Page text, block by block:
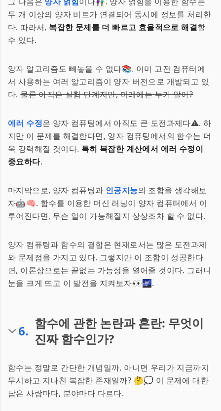
두 개 이상의 양자 비트가 연결되어 동시에 정보를 처리한
다. 따라서, 복잡한 문제를 더 빠르고 효율적으로 해결할
수 있다.
양자 알고리즘도 빼놓을 수 없다📚. 이미 고전 컴퓨터에
서 사용하는 여러 알고리즘이 양자 버전으로 개발되고 있
다.물론 아직은 실험 단계지만, 미래에는 누가 알아?
에러 수정은 양자 컴퓨팅에서 아직도 큰 도전과제다⚠️. 하
지만 이 문제를 해결한다면, 양자 컴퓨팅에서의 함수는 더
욱 강력해질 것이다. 특히 복잡한 계산에서 에러 수정이
중요하다.
마지막으로, 양자 컴퓨팅과 인공지능의 조합을 생각해보
자🤖🧠. 함수를 이용한 머신 러닝이 양자 컴퓨터에서 이
루어진다면, 무슨 일이 가능해질지 상상조차 할 수 없다.
양자 컴퓨팅과 함수의 결합은 현재로서는 많은 도전과제
와 문제점을 가지고 있다. 그렇지만 이 조합이 성공한다
면, 이론상으로는 끝없는 가능성을 열어줄 것이다. 그러니
눈을 크게 뜨고 이 발전을 지켜보자👀🌌.
6. 함수에 관한 논란과 혼란: 무엇이
진짜 함수인가?
함수는 정말로 간단한 개념일까, 아니면 우리가 지금까지
무시하고 지나친 복잡한 존재일까? 🤔💭 이 문제에 대한
답은 사람마다, 분야마다 다르다.